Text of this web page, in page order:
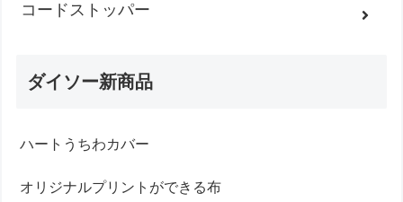
コードストッパー
ダイソー新商品
ハートうちわカバー
オリジナルプリントができる布